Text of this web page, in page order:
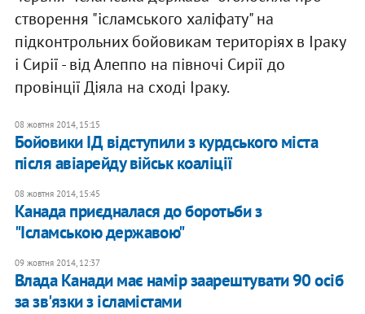
створення "ісламського халіфату" на
підконтрольних бойовикам територіях в Іраку
і Сирії - від Алеппо на півночі Сирії до
провінції Діяла на сході Іраку.
08 жовтня 2014, 15:15
Бойовики ІД відступили з курдського міста
після авіарейду військ коаліції
08 жовтня 2014, 15:45
Канада приєдналася до боротьби з
"Ісламською державою"
09 жовтня 2014, 12:37
Влада Канади має намір заарештувати 90 осіб
за зв'язки з ісламістами